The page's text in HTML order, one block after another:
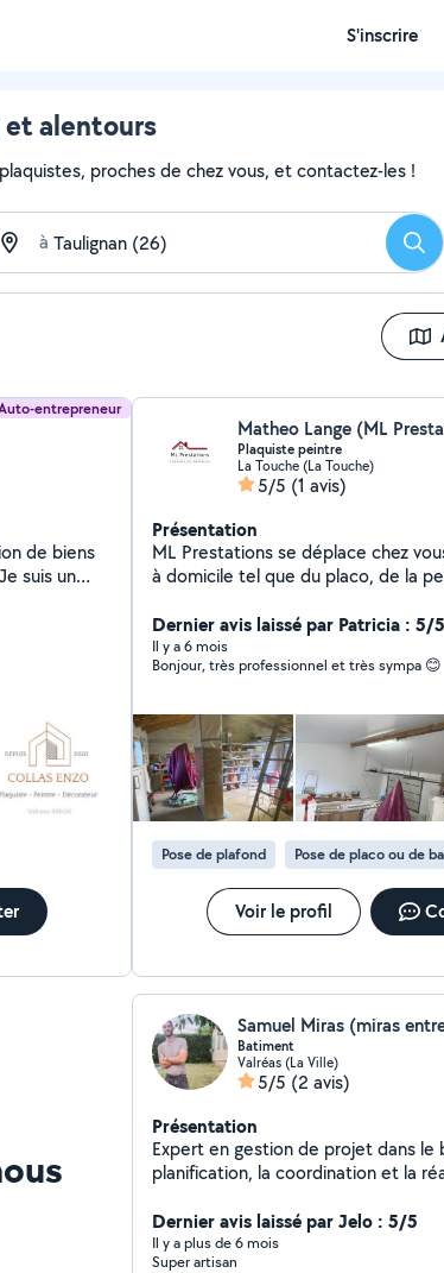
S'inscrire
et alentours
proches de chez vous, et contactez-les !
à
entrepreneur
Plaquiste peintre
La Touche (La Touche)
5/5 (1 avis)
Présentation
ML Prestations se déplace chez
à domicile tel que du placo, de la
Dernier avis laissé par Patricia : 5/5
Il y a 6 mois
Bonjour, très professionnel et très sympa 😊
Pose de plafond Pose de placo ou de
Voir le profil
Batiment
Valréas (La Ville)
5/5 (2 avis)
Présentation
Expert en gestion de projet dans le
planification, la coordination et la
respect des délais et des budgets.
Dernier avis laissé par Jelo : 5/5
Il y a plus de 6 mois
Super artisan